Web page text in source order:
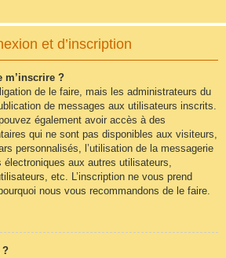
et d’inscription
m’inscrire ?
de le faire, mais les administrateurs du
de messages aux utilisateurs inscrits.
également avoir accès à des
qui ne sont pas disponibles aux visiteurs,
personnalisés, l’utilisation de la messagerie
électroniques aux autres utilisateurs,
etc. L’inscription ne vous prend
nous vous recommandons de le faire.
?